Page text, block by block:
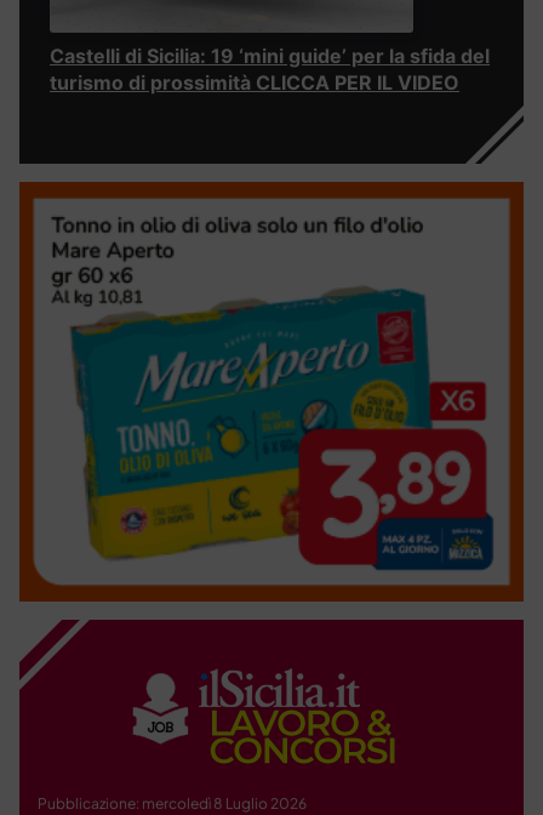
Castelli di Sicilia: 19 ‘mini guide’ per la sfida del
turismo di prossimità CLICCA PER IL VIDEO
Pubblicazione: mercoledì 8 Luglio 2026